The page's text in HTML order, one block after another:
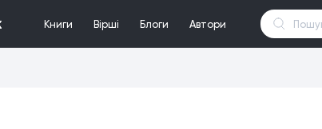
Книги Вірші Блоги Автори